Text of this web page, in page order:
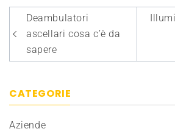
Navigazione
articoli
Deambulatori
ascellari cosa c’è da
sapere
CATEGORIE
Aziende